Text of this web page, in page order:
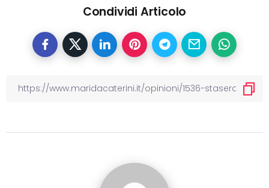
Condividi Articolo